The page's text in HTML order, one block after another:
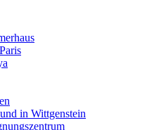
in Wittgenstein